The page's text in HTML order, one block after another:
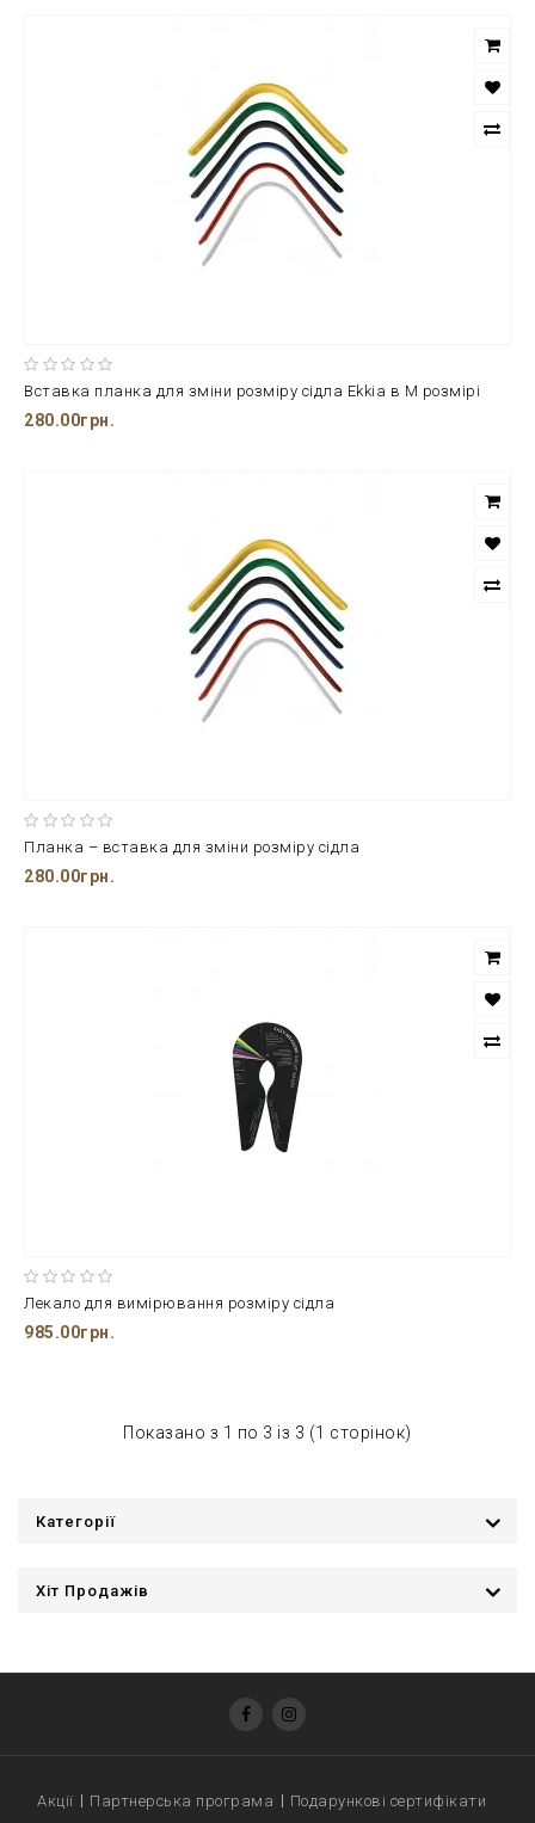
Вставка планка для зміни розміру сідла Ekkia в М розмірі
280.00грн.
Планка – вставка для зміни розміру сідла
280.00грн.
Лекало для вимірювання розміру сідла
985.00грн.
Показано з 1 по 3 із 3 (1 сторінок)
Категорії
Хіт Продажів
Акції Партнерська програма
Подарункові сертифікати